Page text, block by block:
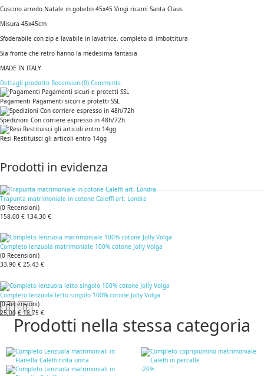
Cuscino arredo Natale in gobelin 45x45 Vingi ricami Santa Claus
Misura 45x45cm
Sfoderabile con zip e lavabile in lavatrice, completo di imbottitura
Sia fronte che retro hanno la medesima fantasia
MADE IN ITALY
Dettagli prodotto Recensioni(0) Comments
Pagamenti Pagamenti sicuri e protetti SSL
Spedizioni Con corriere espresso in 48h/72h
Resi Restituisci gli articoli entro 14gg
Prodotti in evidenza
Trapunta matrimoniale in cotone Caleffi art. Londra
(0 Recensioni)
158,00 € 134,30 €
Completo lenzuola matrimoniale 100% cotone Jolly Volga
(0 Recensioni)
33,90 € 25,43 €
Completo lenzuola letto singolo 100% cotone Jolly Volga
(0Recensioni)
25,00 € 18,75 €
Prodotti nella stessa categoria
-20%